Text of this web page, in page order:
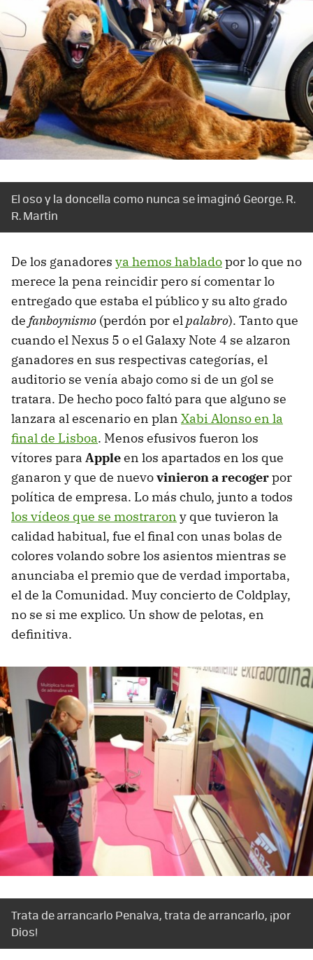
El oso y la doncella como nunca se imaginó George. R.
R. Martin
De los ganadores ya hemos habladopor lo que no
merece la pena reincidir pero sí comentar lo
entregado que estaba el público y su alto grado
de fanboynismo (perdón por elpalabro). Tanto que
cuando el Nexus 5 o el Galaxy Note 4 se alzaron
ganadores en sus respectivas categorías, el
auditorio se venía abajo como si de un gol se
tratara. De hecho poco faltó para que alguno se
lanzara al escenario en plan Xabi Alonso en la
final de Lisboa. Menos efusivos fueron los
vítores para Appleen los apartados en los que
ganaron y que de nuevovinieron a recogerpor
política de empresa. Lo más chulo, junto a todos
los vídeos que se mostraron y que tuvieron la
calidad habitual, fue el final con unas bolas de
colores volando sobre los asientos mientras se
anunciaba el premio que de verdad importaba,
el de la Comunidad. Muy concierto de Coldplay,
no se si me explico. Un show de pelotas, en
definitiva.
Trata de arrancarlo Penalva, trata de arrancarlo, ¡por
Dios!